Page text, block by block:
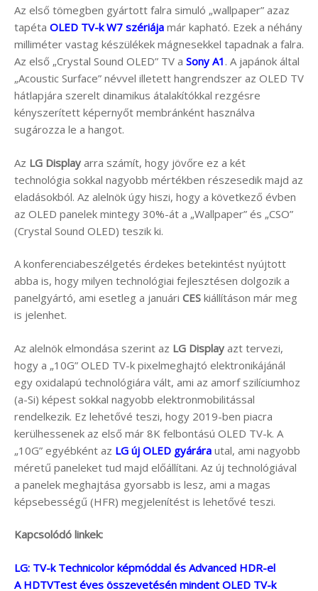
Az első tömegben gyártott falra simuló „wallpaper” azaz
tapéta OLED TV-k W7 szériája már kapható. Ezek a néhány
milliméter vastag készülékek mágnesekkel tapadnak a falra.
Az első „Crystal Sound OLED” TV a Sony A1 . A japánok által
„Acoustic Surface” névvel illetett hangrendszer az OLED TV
hátlapjára szerelt dinamikus átalakítókkal rezgésre
kényszerített képernyőt membránként használva
sugározza le a hangot.
Az LG Display arra számít, hogy jövőre ez a két
technológia sokkal nagyobb mértékben részesedik majd az
eladásokból. Az alelnök úgy hiszi, hogy a következő évben
az OLED panelek mintegy 30%-át a „Wallpaper” és „CSO”
(Crystal Sound OLED) teszik ki.
A konferenciabeszélgetés érdekes betekintést nyújtott
abba is, hogy milyen technológiai fejlesztésen dolgozik a
panelgyártó, ami esetleg a januári CES kiállításon már meg
is jelenhet.
Az alelnök elmondása szerint az LG Display azt tervezi,
hogy a „10G” OLED TV-k pixelmeghajtó elektronikájánál
egy oxidalapú technológiára vált, ami az amorf szilíciumhoz
(a-Si) képest sokkal nagyobb elektronmobilitással
rendelkezik. Ez lehetővé teszi, hogy 2019-ben piacra
kerülhessenek az első már 8K felbontású OLED TV-k. A
„10G” egyébként az LG új OLED gyárára utal, ami nagyobb
méretű paneleket tud majd előállítani. Az új technológiával
a panelek meghajtása gyorsabb is lesz, ami a magas
képsebességű (HFR) megjelenítést is lehetővé teszi.
Kapcsolódó linkek:
LG: TV-k Technicolor képmóddal és Advanced HDR-el
A HDTVTest éves összevetésén mindent OLED TV-k